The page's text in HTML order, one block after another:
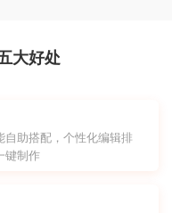
大好处
自助搭配，个性化编辑排
键制作